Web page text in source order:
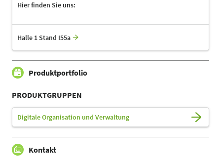
Hier finden Sie uns:
Halle 1 Stand I55a
Produktportfolio
PRODUKTGRUPPEN
Digitale Organisation und Verwaltung
Kontakt